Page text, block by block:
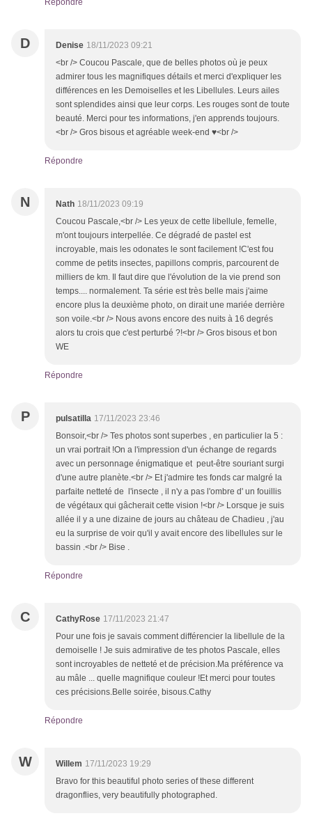
Répondre
D Denise 18/11/2023 09:21
<br /> Coucou Pascale, que de belles photos où je peux
admirer tous les magnifiques détails et merci d'expliquer les
différences en les Demoiselles et les Libellules. Leurs ailes
sont splendides ainsi que leur corps. Les rouges sont de toute
beauté. Merci pour tes informations, j'en apprends toujours.
<br /> Gros bisous et agréable week-end ♥<br />
Répondre
N Nath 18/11/2023 09:19
Coucou Pascale,<br /> Les yeux de cette libellule, femelle,
m'ont toujours interpellée. Ce dégradé de pastel est
incroyable, mais les odonates le sont facilement !C'est fou
comme de petits insectes, papillons compris, parcourent de
milliers de km. Il faut dire que l'évolution de la vie prend son
temps.... normalement. Ta série est très belle mais j'aime
encore plus la deuxième photo, on dirait une mariée derrière
son voile.<br /> Nous avons encore des nuits à 16 degrés
alors tu crois que c'est perturbé ?!<br /> Gros bisous et bon
WE
Répondre
P pulsatilla 17/11/2023 23:46
Bonsoir,<br /> Tes photos sont superbes , en particulier la 5 :
un vrai portrait !On a l'impression d'un échange de regards
avec un personnage énigmatique et peut-être souriant surgi
d'une autre planète.<br /> Et j'admire tes fonds car malgré la
parfaite netteté de l'insecte , il n'y a pas l'ombre d' un fouillis
de végétaux qui gâcherait cette vision !<br /> Lorsque je suis
allée il y a une dizaine de jours au château de Chadieu , j'au
eu la surprise de voir qu'il y avait encore des libellules sur le
bassin .<br /> Bise .
Répondre
C CathyRose 17/11/2023 21:47
Pour une fois je savais comment différencier la libellule de la
demoiselle ! Je suis admirative de tes photos Pascale, elles
sont incroyables de netteté et de précision.Ma préférence va
au mâle ... quelle magnifique couleur !Et merci pour toutes
ces précisions.Belle soirée, bisous.Cathy
Répondre
W Willem 17/11/2023 19:29
Bravo for this beautiful photo series of these different
dragonflies, very beautifully photographed.